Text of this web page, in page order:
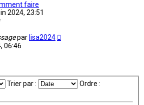
faire
2024, 23:51
par lisa2024
06:46
Trier par : Ordre :